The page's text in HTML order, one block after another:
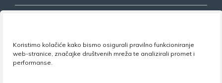
Koristimo kolačiće kako bismo osigurali pravilno funkcioniranje
web-stranice, značajke društvenih mreža te analizirali promet i
performanse.
Nezavisni sindikat znanosti i visokog
obrazovanja